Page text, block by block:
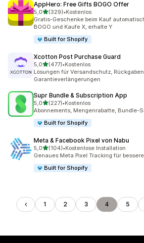
AppHero: Free Gifts BOGO Offer
5,0von 5 Sternen
(329)
329 Rezensionen insgesamt
•Kostenlos
Gratis-Geschenke beim Kauf
BOGO und Kaufe X, erhalte Y
Built for Shopify
Xcotton Post Purchase Guard
5,0von 5 Sternen
(477)
477 Rezensionen insgesamt
•Kostenlos
Lösungen für Versandschutz,
Garantieverlängerungen
Supr Bundle & Subscription App
5,0von 5 Sternen
(227)
227 Rezensionen insgesamt
•Kostenlos
Abonnements, Mengenrabatte, Bundle-
Built for Shopify
Meta & Facebook Pixel von Nabu
5,0von 5 Sternen
(104)
104 Rezensionen insgesamt
•Kostenlose Installation
Genaues Meta Pixel Tracking für
Built for Shopify
1 2 3 4 5